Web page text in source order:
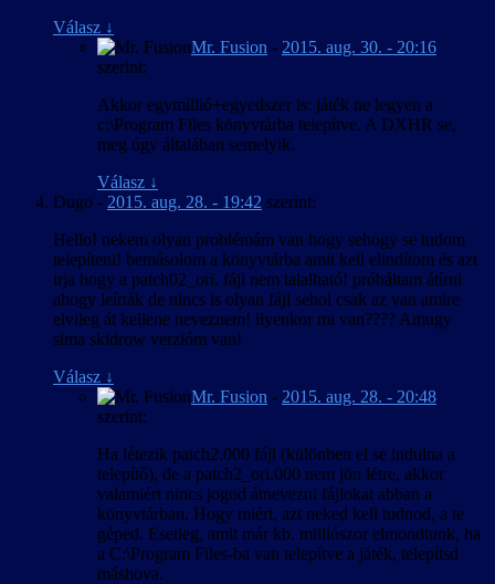
Válasz ↓
Mr. Fusion - 2015. aug. 30. - 20:16
szerint:
Akkor egymillió+egyedszer is: játék ne legyen a
c:\Program Files könyvtárba telepítve. A DXHR se,
meg úgy általában semelyik.
Válasz ↓
Dugo - 2015. aug. 28. - 19:42 szerint:
Hello! nekem olyan problémám van hogy sehogy se tudom
telepíteni! bemásolom a könyvtárba amit kell elindítom és azt
irja hogy a patch02_ori. fájl nem talalható! próbáltam átírni
ahogy leírták de nincs is olyan fájl sehol csak az van amire
elvileg át kellene neveznem! ilyenkor mi van???? Amugy
sima skidrow verzióm van!
Válasz ↓
Mr. Fusion - 2015. aug. 28. - 20:48
szerint:
Ha létezik patch2.000 fájl (különben el se indulna a
telepítő), de a patch2_ori.000 nem jön létre, akkor
valamiért nincs jogod átnevezni fájlokat abban a
könyvtárban. Hogy miért, azt neked kell tudnod, a te
géped. Esetleg, amit már kb. milliószor elmondtunk, ha
a C:\Program Files-ba van telepítve a játék, telepítsd
máshova.